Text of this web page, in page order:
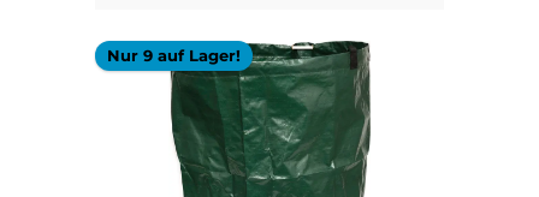
Nur 9 auf Lager!